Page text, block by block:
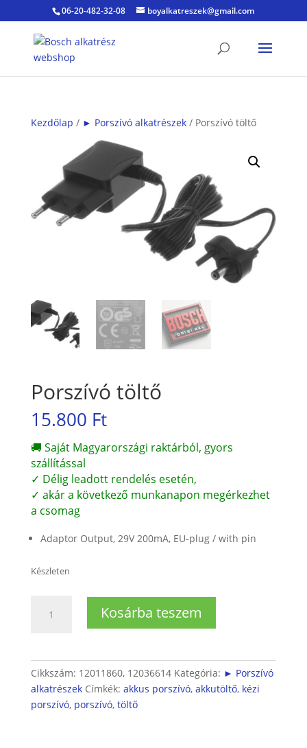
06-20-482-32-08 boyalkatreszek@gmail.com
Kezdőlap / ► Porszívó alkatrészek/ Porszívó töltő
Porszívó töltő
15.800 Ft
🚚 Saját Magyarországi raktárból, gyors
szállítással
✓ Délig leadott rendelés esetén,
✓ akár a következő munkanapon megérkezhet
a csomag
Adaptor Output, 29V 200mA, EU-plug / with pin
Készleten
Kosárba teszem
Cikkszám: 12011860, 12036614 Kategória: ► Porszívó
alkatrészek Címkék: akkus porszívó, akkutöltő, kézi
porszívó, porszívó, töltő